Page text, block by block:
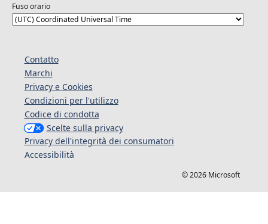
Fuso orario
Contatto
Marchi
Privacy e Cookies
Condizioni per l'utilizzo
Codice di condotta
Scelte sulla privacy
Privacy dell'integrità dei consumatori
Accessibilità
© 2026 Microsoft